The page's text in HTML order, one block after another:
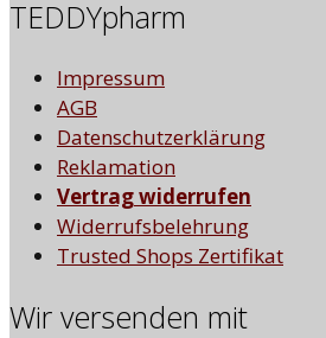
TEDDYpharm
Impressum
AGB
Datenschutzerklärung
Reklamation
Vertrag widerrufen
Widerrufsbelehrung
Trusted Shops Zertifikat
Wir versenden mit